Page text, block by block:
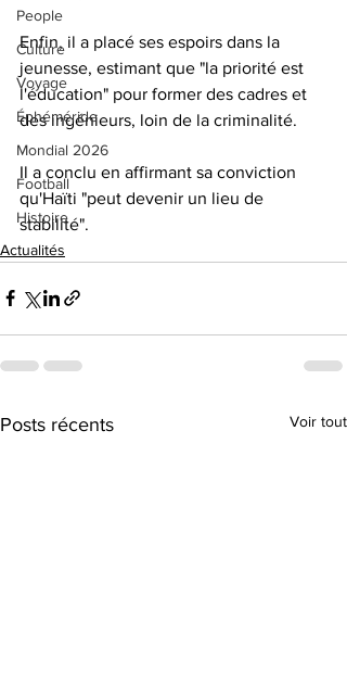
People
Culture
Voyage
Éphéméride
Mondial 2026
Football
Histoire
Enfin, il a placé ses espoirs dans la
jeunesse, estimant que "la priorité est
l'éducation" pour former des cadres et
des ingénieurs, loin de la criminalité.
Il a conclu en affirmant sa conviction
qu'Haïti "peut devenir un lieu de
stabilité".
Actualités
Posts récents Voir tout